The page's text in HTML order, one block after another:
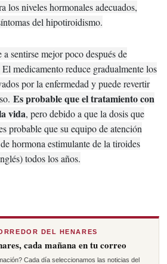
los niveles hormonales adecuados,
del hipotiroidismo.
sentirse mejor poco después de
El medicamento reduce gradualmente los
por la enfermedad y puede revertir
Es probable que el tratamiento con
vida, pero debido a que la dosis que
probable que su equipo de atención
hormona estimulante de la tiroides
todos los años.
DEL HENARES
cada mañana en tu correo
Cada día seleccionamos las noticias del